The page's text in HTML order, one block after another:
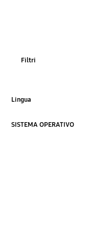
Filtri
Lingua
SISTEMA OPERATIVO